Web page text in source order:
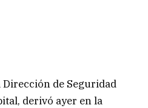
de Seguridad
derivó ayer en la